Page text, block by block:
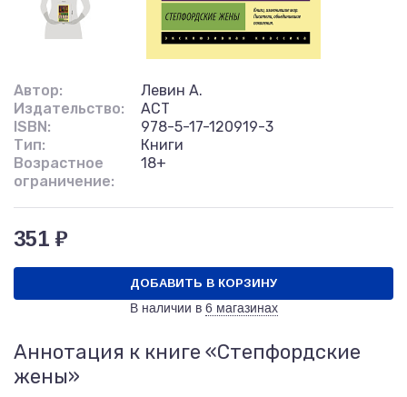
Автор:
Левин А.
Издательство:
АСТ
ISBN:
978-5-17-120919-3
Тип:
Книги
Возрастное
ограничение:
18+
351 ₽
ДОБАВИТЬ В КОРЗИНУ
В наличии в 6 магазинах
Аннотация к книге «Степфордские
жены»